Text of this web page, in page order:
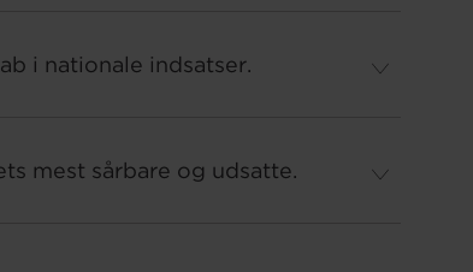
i nationale indsatser.
mest sårbare og udsatte.